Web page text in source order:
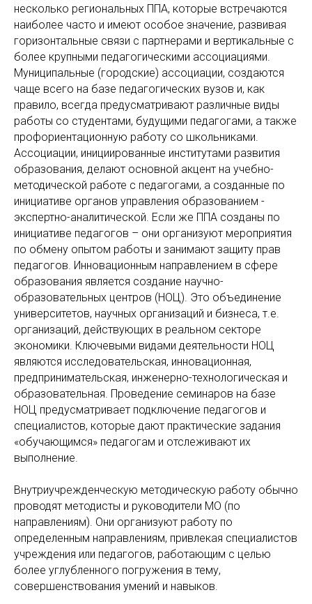
несколько региональных ППА, которые встречаются
наиболее часто и имеют особое значение, развивая
горизонтальные связи с партнерами и вертикальные с
более крупными педагогическими ассоциациями.
Муниципальные (городские) ассоциации, создаются
чаще всего на базе педагогических вузов и, как
правило, всегда предусматривают различные виды
работы со студентами, будущими педагогами, а также
профориентационную работу со школьниками.
Ассоциации, инициированные институтами развития
образования, делают основной акцент на учебно-
методической работе с педагогами, а созданные по
инициативе органов управления образованием -
экспертно-аналитической. Если же ППА созданы по
инициативе педагогов – они организуют мероприятия
по обмену опытом работы и занимают защиту прав
педагогов. Инновационным направлением в сфере
образования является создание научно-
образовательных центров (НОЦ). Это объединение
университетов, научных организаций и бизнеса, т.е.
организаций, действующих в реальном секторе
экономики. Ключевыми видами деятельности НОЦ
являются исследовательская, инновационная,
предпринимательская, инженерно-технологическая и
образовательная. Проведение семинаров на базе
НОЦ предусматривает подключение педагогов и
специалистов, которые дают практические задания
«обучающимся» педагогам и отслеживают их
выполнение.
Внутриучрежденческую методическую работу обычно
проводят методисты и руководители МО (по
направлениям). Они организуют работу по
определенным направлениям, привлекая специалистов
учреждения или педагогов, работающим с целью
более углубленного погружения в тему,
совершенствования умений и навыков.